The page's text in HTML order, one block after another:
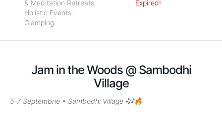
& Meditation Retreats.
Holistic Events.
Glamping
Expired!
Jam in the Woods @ Sambodhi
Village
5-7 Septembrie • Sambodhi Village 🎶🔥